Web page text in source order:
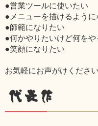
●営業ツールに使いたい
●メニューを描けるように
●師範になりたい
●何かやりたいけど何を
●笑顔になりたい
お気軽にお声がけください
代表作